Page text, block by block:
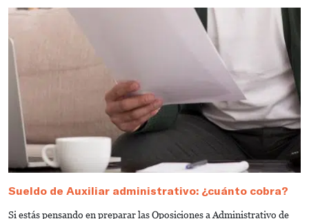
Sueldo de Auxiliar administrativo: ¿cuánto cobra?
Si estás pensando en preparar las Oposiciones a Administrativo de